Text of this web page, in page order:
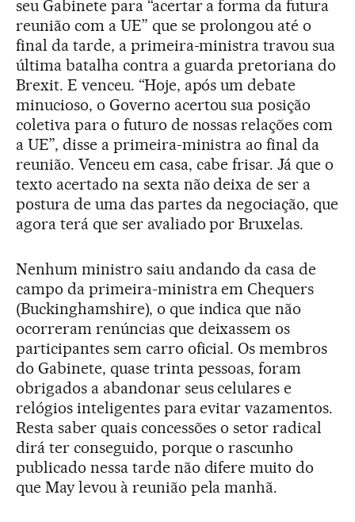
seu Gabinete para “acertar a forma da futura
reunião com a UE” que se prolongou até o
final da tarde, a primeira-ministra travou sua
última batalha contra a guarda pretoriana do
Brexit. E venceu. “Hoje, após um debate
minucioso, o Governo acertou sua posição
coletiva para o futuro de nossas relações com
a UE”, disse a primeira-ministra ao final da
reunião. Venceu em casa, cabe frisar. Já que o
texto acertado na sexta não deixa de ser a
postura de uma das partes da negociação, que
agora terá que ser avaliado por Bruxelas.
Nenhum ministro saiu andando da casa de
campo da primeira-ministra em Chequers
(Buckinghamshire), o que indica que não
ocorreram renúncias que deixassem os
participantes sem carro oficial. Os membros
do Gabinete, quase trinta pessoas, foram
obrigados a abandonar seus celulares e
relógios inteligentes para evitar vazamentos.
Resta saber quais concessões o setor radical
dirá ter conseguido, porque o rascunho
publicado nessa tarde não difere muito do
que May levou à reunião pela manhã.